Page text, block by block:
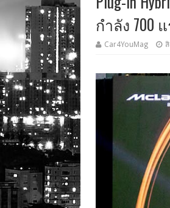
กำลัง 700
Car4YouMag